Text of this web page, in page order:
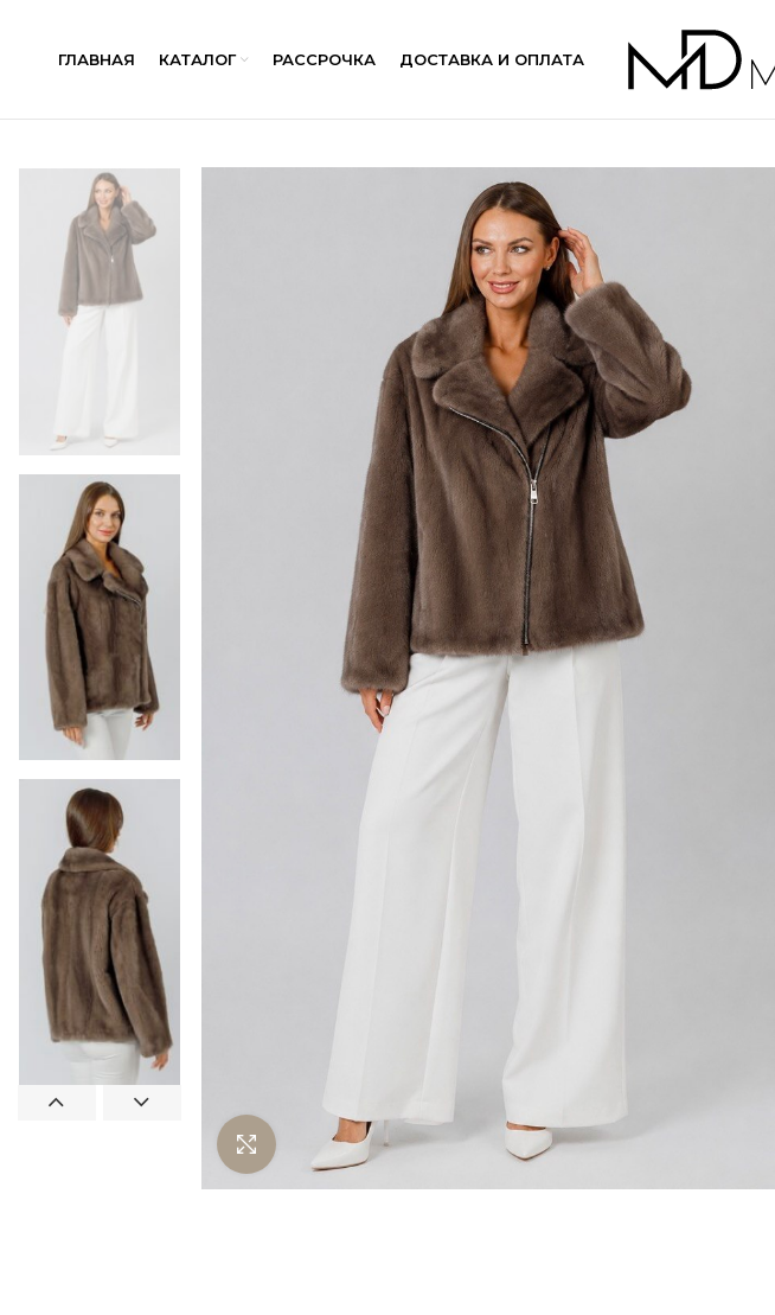
ГЛАВНАЯ КАТАЛОГ РАССРОЧКА ДОСТАВКА И ОПЛАТА
Нажмите чтобы увеличить